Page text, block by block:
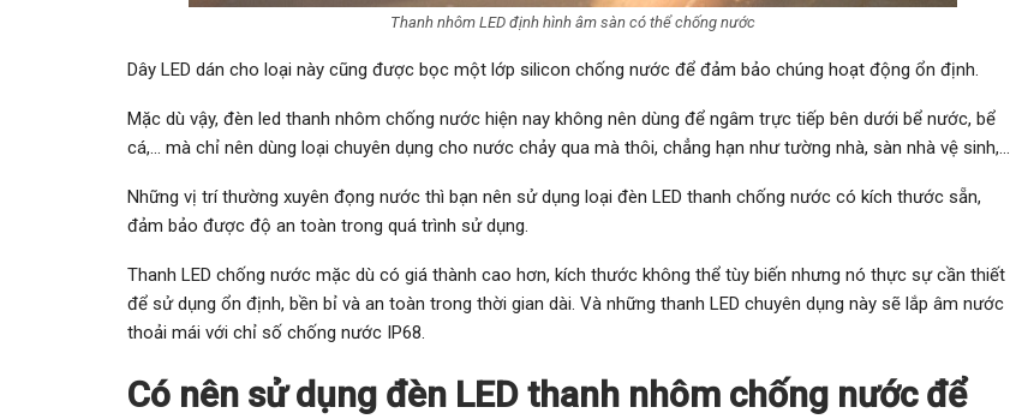
Thanh nhôm LED định hình âm sàn có thể chống nước
Dây LED dán cho loại này cũng được bọc một lớp silicon chống nước để đảm bảo chúng hoạt động ổn định.
Mặc dù vậy, đèn led thanh nhôm chống nước hiện nay không nên dùng để ngâm trực tiếp bên dưới bể nước, bể
cá,… mà chỉ nên dùng loại chuyên dụng cho nước chảy qua mà thôi, chẳng hạn như tường nhà, sàn nhà vệ sinh,…
Những vị trí thường xuyên đọng nước thì bạn nên sử dụng loại đèn LED thanh chống nước có kích thước sẵn,
đảm bảo được độ an toàn trong quá trình sử dụng.
Thanh LED chống nước mặc dù có giá thành cao hơn, kích thước không thể tùy biến nhưng nó thực sự cần thiết
để sử dụng ổn định, bền bỉ và an toàn trong thời gian dài. Và những thanh LED chuyên dụng này sẽ lắp âm nước
thoải mái với chỉ số chống nước IP68.
Có nên sử dụng đèn LED thanh nhôm chống nước để